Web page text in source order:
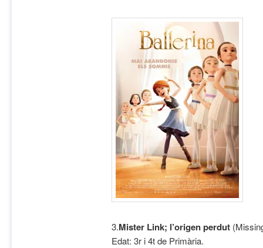
3.Mister Link; l’origen perdut
Edat: 3r i 4t de Primària.